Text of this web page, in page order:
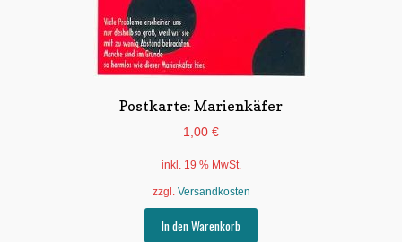
Postkarte: Marienkäfer
1,00 €
inkl. 19 % MwSt.
zzgl. Versandkosten
In den Warenkorb